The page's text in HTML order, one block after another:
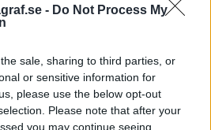
- Do Not Process My
sale, sharing to third parties, or
or sensitive information for
please use the below opt-out
Please note that after your
you may continue seeing
är trasigt och de vill vis...
att läsa detta innehåll.